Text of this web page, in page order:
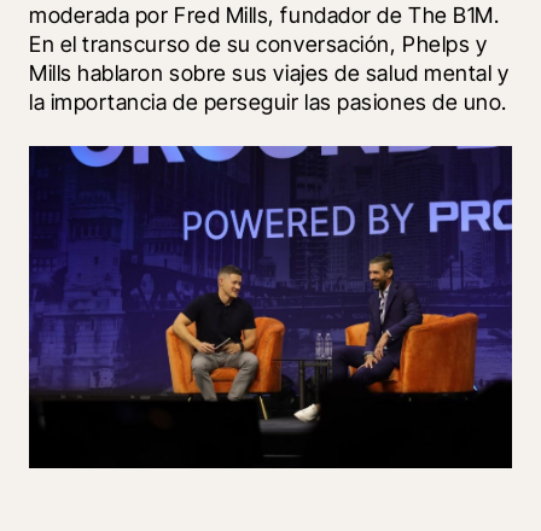
moderada por Fred Mills, fundador de The B1M.
En el transcurso de su conversación, Phelps y
Mills hablaron sobre sus viajes de salud mental y
la importancia de perseguir las pasiones de uno.